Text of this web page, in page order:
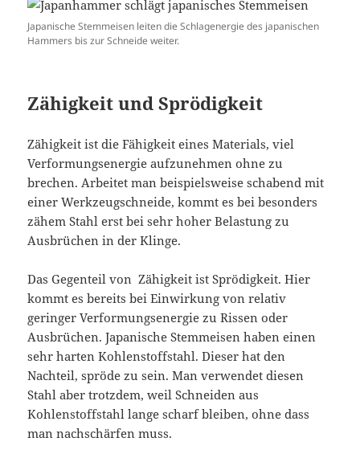
Japanische Stemmeisen leiten die Schlagenergie des japanischen
Hammers bis zur Schneide weiter.
Zähigkeit und Sprödigkeit
Zähigkeit ist die Fähigkeit eines Materials, viel
Verformungsenergie aufzunehmen ohne zu
brechen. Arbeitet man beispielsweise schabend mit
einer Werkzeugschneide, kommt es bei besonders
zähem Stahl erst bei sehr hoher Belastung zu
Ausbrüchen in der Klinge.
Das Gegenteil von Zähigkeit ist Sprödigkeit. Hier
kommt es bereits bei Einwirkung von relativ
geringer Verformungsenergie zu Rissen oder
Ausbrüchen. Japanische Stemmeisen haben einen
sehr harten Kohlenstoffstahl. Dieser hat den
Nachteil, spröde zu sein. Man verwendet diesen
Stahl aber trotzdem, weil Schneiden aus
Kohlenstoffstahl lange scharf bleiben, ohne dass
man nachschärfen muss.